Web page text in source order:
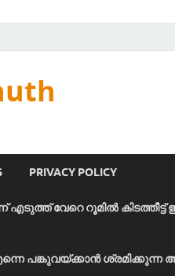
PRIVACY POLICY
എടുത്ത് വേറെ റൂമിൽ
പങ്കുവയ്ക്കാൻ